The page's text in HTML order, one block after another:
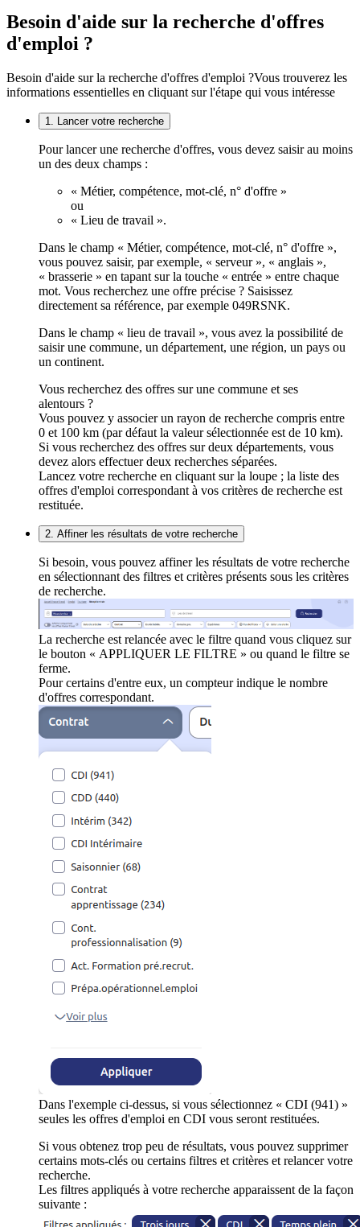
Besoin d'aide sur la recherche d'offres
d'emploi ?
Besoin d'aide sur la recherche d'offres d'emploi ?Vous trouverez les
informations essentielles en cliquant sur l'étape qui vous intéresse
1. Lancer votre recherche
Pour lancer une recherche d'offres, vous devez saisir au moins
un des deux champs :
« Métier, compétence, mot-clé, n° d'offre »
ou
« Lieu de travail ».
Dans le champ « Métier, compétence, mot-clé, n° d'offre »,
vous pouvez saisir, par exemple, « serveur », « anglais »,
« brasserie » en tapant sur la touche « entrée » entre chaque
mot. Vous recherchez une offre précise ? Saisissez
directement sa référence, par exemple 049RSNK.
Dans le champ « lieu de travail », vous avez la possibilité de
saisir une commune, un département, une région, un pays ou
un continent.
Vous recherchez des offres sur une commune et ses
alentours ?
Vous pouvez y associer un rayon de recherche compris entre
0 et 100 km (par défaut la valeur sélectionnée est de 10 km).
Si vous recherchez des offres sur deux départements, vous
devez alors effectuer deux recherches séparées.
Lancez votre recherche en cliquant sur la loupe ; la liste des
offres d'emploi correspondant à vos critères de recherche est
restituée.
2. Affiner les résultats de votre recherche
Si besoin, vous pouvez affiner les résultats de votre recherche
en sélectionnant des filtres et critères présents sous les critères
de recherche.
La recherche est relancée avec le filtre quand vous cliquez sur
le bouton « APPLIQUER LE FILTRE » ou quand le filtre se
ferme.
Pour certains d'entre eux, un compteur indique le nombre
d'offres correspondant.
Dans l'exemple ci-dessus, si vous sélectionnez « CDI (941) »
seules les offres d'emploi en CDI vous seront restituées.
Si vous obtenez trop peu de résultats, vous pouvez supprimer
certains mots-clés ou certains filtres et critères et relancer votre
recherche.
Les filtres appliqués à votre recherche apparaissent de la façon
suivante :